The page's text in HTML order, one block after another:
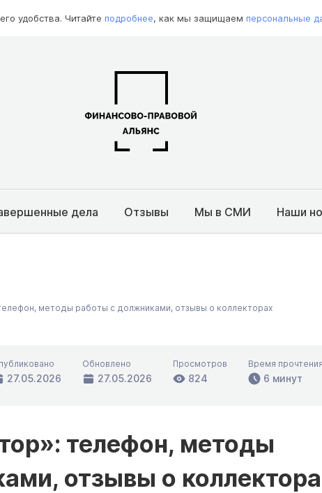
удобства. Читайте подробнее, как мы защищаем персональные
дела Отзывы Мы в СМИ Наши
методы работы с должниками, отзывы о коллекторах
27.05.2026
Обновлено
27.05.2026
Просмотров
824
Время прочтения
6 минут
телефон, методы
отзывы о